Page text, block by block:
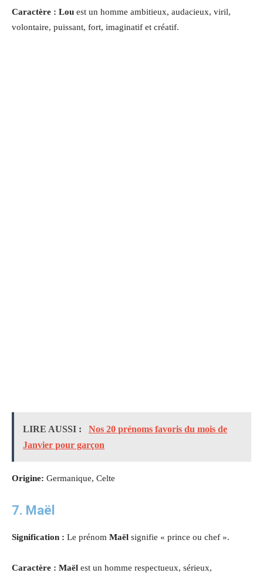
Caractère : Lou est un homme ambitieux, audacieux, viril,
volontaire, puissant, fort, imaginatif et créatif.
LIRE AUSSI :
Nos 20 prénoms favoris du mois de
Janvier pour garçon
Origine: Germanique, Celte
7. Maël
Signification : Le prénom Maël signifie « prince ou chef ».
Caractère : Maël est un homme respectueux, sérieux,